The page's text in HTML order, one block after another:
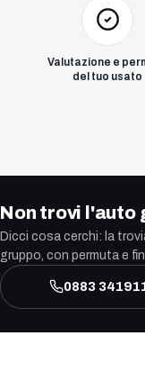
Valutazione e
del tuo usato
Non trovi l'auto
Dicci cosa cerchi: la
gruppo, con permuta e
0883